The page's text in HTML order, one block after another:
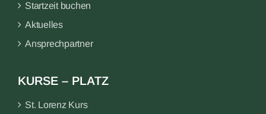
Startzeit buchen
Aktuelles
Ansprechpartner
KURSE – PLATZ
St. Lorenz Kurs